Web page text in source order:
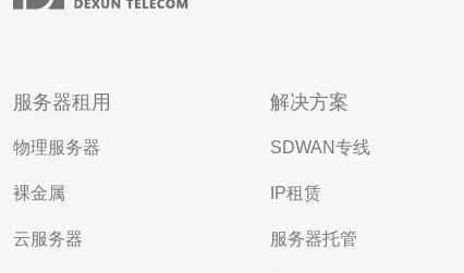
服务器租用
物理服务器
裸金属
云服务器
解决方案
SDWAN专线
IP租赁
服务器托管